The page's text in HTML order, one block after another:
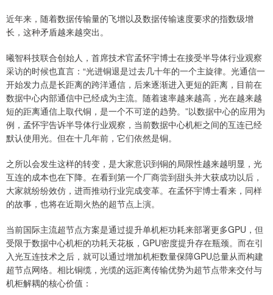
近年来，随着数据传输量的飞增以及数据传输速度要求的指数级增
长，这种矛盾越来越突出。
曦智科技联合创始人，首席技术官孟怀宇博士在接受半导体行业观察
采访的时候也直言：“光进铜退是过去几十年的一个主旋律。光通信一
开始发力点是长距离的跨洋通信，后来逐渐进入更短的距离，目前在
数据中心内部通信中已经成为主流。随着速率越来越高，光在越来越
短的距离通信上取代铜，是一个不可逆的趋势。”以数据中心的应用为
例，孟怀宇告诉半导体行业观察，当前数据中心机柜之间的互连已经
默认使用光。但在十几年前，它们依然是铜。
之所以会发生这样的转变，是大家意识到铜的局限性越来越明显，光
互连的成本也在下降。在看到第一个厂商尝到甜头并大获成功以后，
大家就纷纷效仿，进而推动行业完成变革。在孟怀宇博士看来，同样
的故事，也将在近期火热的超节点上演。
当前国际主流超节点方案是通过提升单机柜功耗来部署更多GPU，但
受限于数据中心机柜的功耗天花板，GPU密度提升存在瓶颈。而在引
入光互连技术之后，就可以通过增加机柜数量保障GPU总量从而构建
超节点网络。相比铜缆，光缆的远距离传输优势为超节点带来交付与
机柜解耦的核心价值：